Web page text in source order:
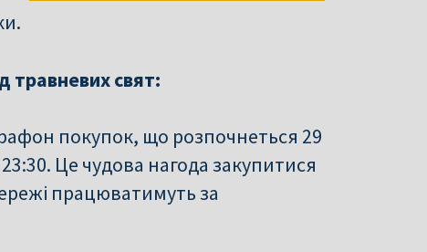
травневих свят:
покупок, що розпочнеться 29
Це чудова нагода закупитися
працюватимуть за